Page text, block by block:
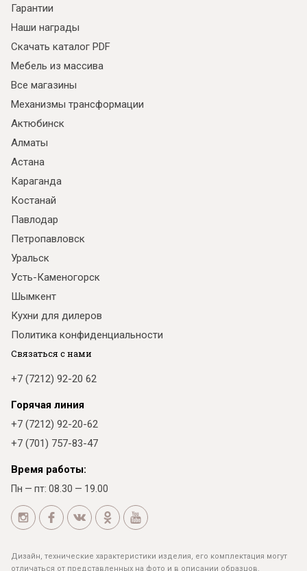
Гарантии
Наши награды
Скачать каталог PDF
Мебель из массива
Все магазины
Механизмы трансформации
Актюбинск
Алматы
Астана
Караганда
Костанай
Павлодар
Петропавловск
Уральск
Усть-Каменогорск
Шымкент
Кухни для дилеров
Политика конфиденциальности
Связаться с нами
+7 (7212) 92-20 62
Горячая линия
+7 (7212) 92-20-62
+7 (701) 757-83-47
Время работы:
Пн — пт: 08.30 — 19.00
Дизайн, технические характеристики изделия, его комплектация могут
отличаться от представленных на фото и в описании образцов.